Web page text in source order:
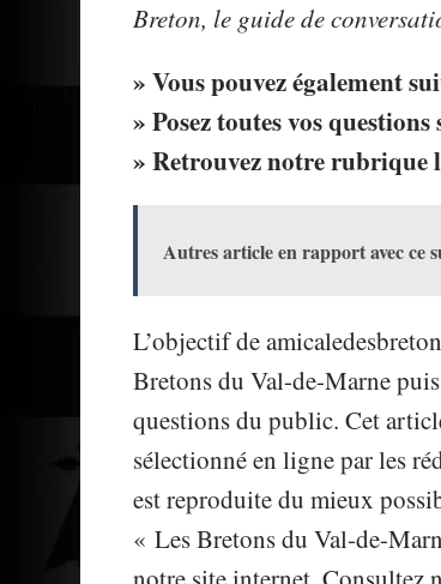
Breton, le guide de
» Vous pouvez également
» Posez toutes vos
» Retrouvez notre rubrique
Autres article en rapport avec ce
L’objectif de
Bretons du Val-de-Marne
questions du public. Cet
sélectionné en ligne par les
est reproduite du mieux
« Les Bretons du Val-de-